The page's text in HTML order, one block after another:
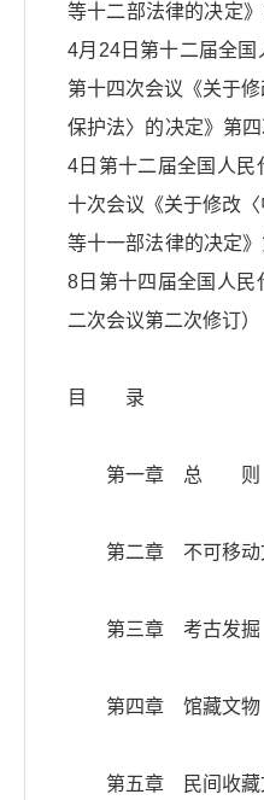
等十二部法律的决定
4月24日第十二届全
第十四次会议《关于
保护法〉的决定》第
4日第十二届全国人民
十次会议《关于修改〈
等十一部法律的决定
8日第十四届全国人民
二次会议第二次修订）
目 录
第一章 总 则
第二章 不可移动
第三章 考古发掘
第四章 馆藏文物
第五章 民间收藏